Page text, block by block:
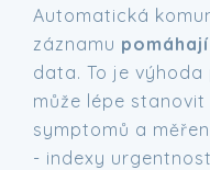
Automatická
záznamu pomáhají
data. To je
může lépe
symptomů a
- indexy